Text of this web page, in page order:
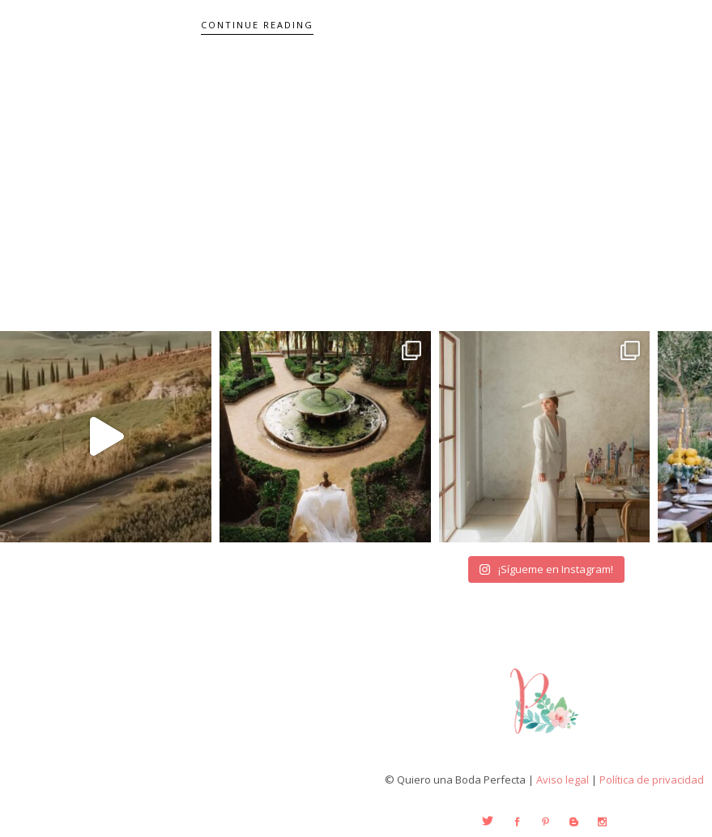
CONTINUE READING
¡Sígueme en Instagram!
© Quiero una Boda Perfecta | Aviso legal | Política de privacidad